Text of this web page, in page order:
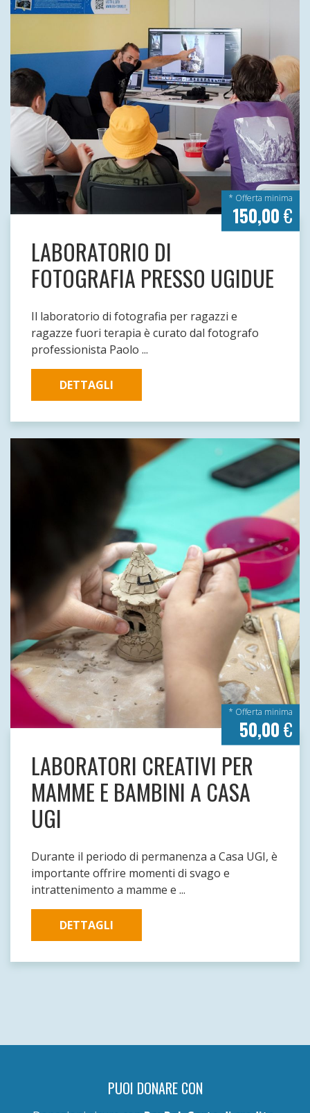
* Offerta minima
150,00€
LABORATORIO DI
FOTOGRAFIA PRESSO UGIDUE
Il laboratorio di fotografia per ragazzi e
ragazze fuori terapia è curato dal fotografo
professionista Paolo ...
DETTAGLI
* Offerta minima
50,00€
LABORATORI CREATIVI PER
MAMME E BAMBINI A CASA
UGI
Durante il periodo di permanenza a Casa UGI, è
importante offrire momenti di svago e
intrattenimento a mamme e ...
DETTAGLI
PUOI DONARE CON